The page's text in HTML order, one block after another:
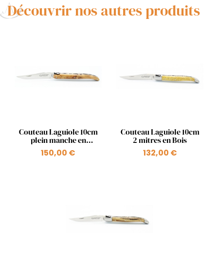
Découvrir nos autres produits
Aperçu rapide
Couteau Laguiole 10cm
plein manche en
genevrier
150,00 €
Aperçu rapide
Couteau Laguiole 10cm
2 mitres en Bois
132,00 €